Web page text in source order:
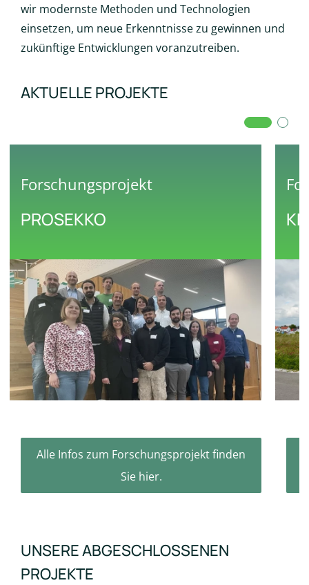
wir modernste Methoden und Technologien
einsetzen, um neue Erkenntnisse zu gewinnen und
zukünftige Entwicklungen voranzutreiben.
AKTUELLE PROJEKTE
Forschungsprojekt
PROSEKKO
Alle Infos zum Forschungsprojekt finden
Sie hier.
UNSERE ABGESCHLOSSENEN
PROJEKTE